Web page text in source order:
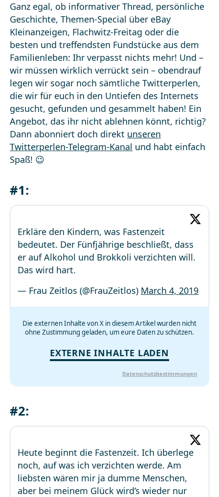
Ganz egal, ob informativer Thread, persönliche
Geschichte, Themen-Special über eBay
Kleinanzeigen, Flachwitz-Freitag oder die
besten und treffendsten Fundstücke aus dem
Familienleben: Ihr verpasst nichts mehr! Und –
wir müssen wirklich verrückt sein – obendrauf
legen wir sogar noch sämtliche Twitterperlen,
die wir für euch in den Untiefen des Internets
gesucht, gefunden und gesammelt haben! Ein
Angebot, das ihr nicht ablehnen könnt, richtig?
Dann abonniert doch direkt unseren
Twitterperlen-Telegram-Kanal und habt einfach
Spaß! 😉
#1:
Erkläre den Kindern, was Fastenzeit
bedeutet. Der Fünfjährige beschließt, dass
er auf Alkohol und Brokkoli verzichten will.
Das wird hart.
— Frau Zeitlos (@FrauZeitlos) March 4, 2019
Die externen Inhalte von X in diesem Artikel wurden nicht
ohne Zustimmung geladen, um eure Daten zu schützen.
EXTERNE INHALTE LADEN
Datenschutzbestimmungen
#2:
Heute beginnt die Fastenzeit. Ich überlege
noch, auf was ich verzichten werde. Am
liebsten wären mir ja dumme Menschen,
aber bei meinem Glück wird’s wieder nur